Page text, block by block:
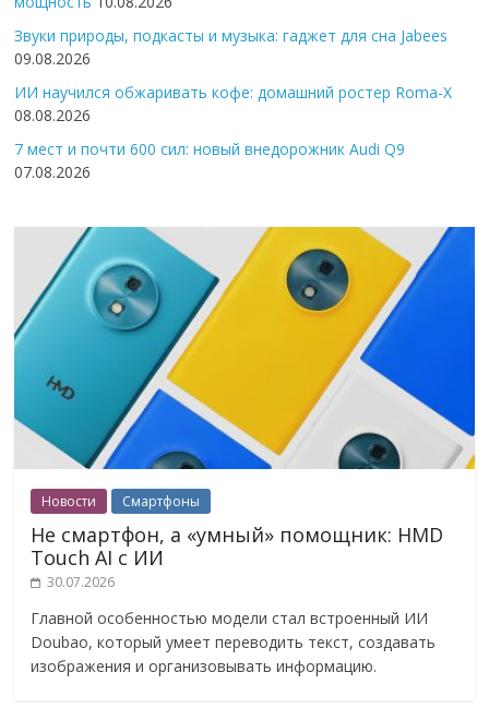
Звуки природы, подкасты и музыка: гаджет для сна Jabees
09.08.2026
ИИ научился обжаривать кофе: домашний ростер Roma-X
08.08.2026
7 мест и почти 600 сил: новый внедорожник Audi Q9
07.08.2026
Новости Смартфоны
Не смартфон, а «умный» помощник: HMD
Touch AI с ИИ
30.07.2026
Главной особенностью модели стал встроенный ИИ
Doubao, который умеет переводить текст, создавать
изображения и организовывать информацию.